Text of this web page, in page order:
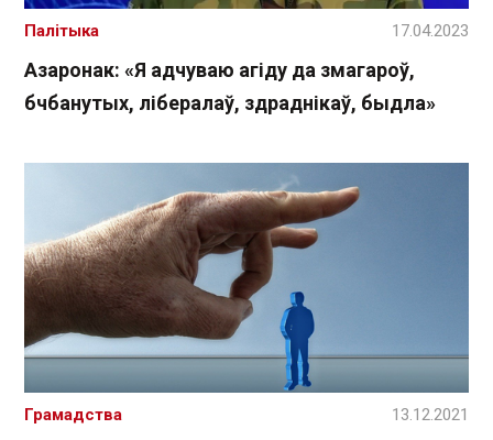
Азаронак: «Я адчуваю агіду да змагароў,
бчбанутых, лібералаў, здраднікаў, быдла»
Палітыка 17.04.2023
Грамадства 13.12.2021